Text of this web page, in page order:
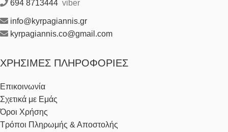
694 8713444 viber
info@kyrpagiannis.gr
kyrpagiannis.co@gmail.com
ΧΡΉΣΙΜΕΣ ΠΛΗΡΟΦΟΡΊΕΣ
Επικοινωνία
Σχετικά με Εμάς
Όροι Χρήσης
Τρόποι Πληρωμής & Αποστολής